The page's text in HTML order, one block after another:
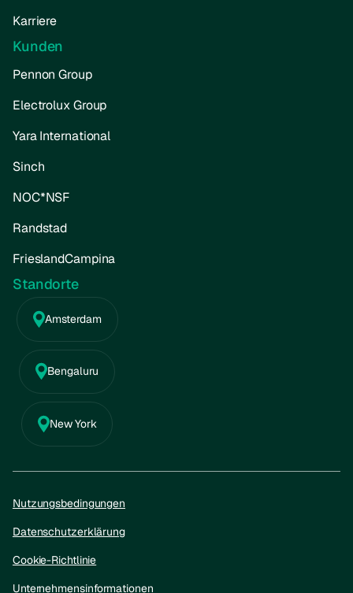
Karriere
Kunden
Pennon Group
Electrolux Group
Yara International
Sinch
NOC*NSF
Randstad
FrieslandCampina
Standorte
Amsterdam
Bengaluru
New York
Nutzungsbedingungen
Datenschutzerklärung
Cookie-Richtlinie
Unternehmensinformationen